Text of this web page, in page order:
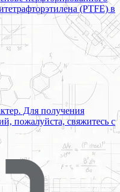
(PTFE) в
Для получения
пожалуйста, свяжитесь с